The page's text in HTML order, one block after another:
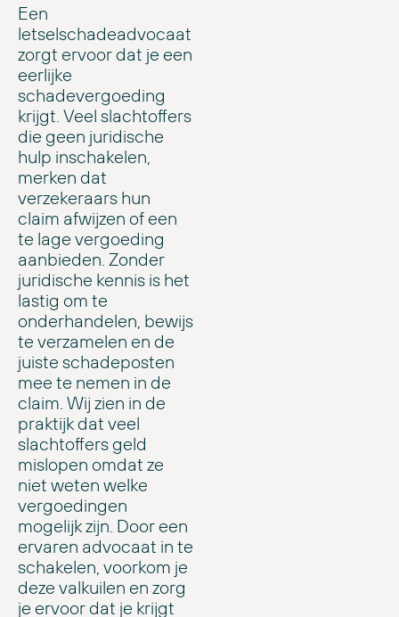
Een
letselschadeadvocaat
zorgt ervoor dat je een
eerlijke
schadevergoeding
krijgt. Veel slachtoffers
die geen juridische
hulp inschakelen,
merken dat
verzekeraars hun
claim afwijzen of een
te lage vergoeding
aanbieden. Zonder
juridische kennis is het
lastig om te
onderhandelen, bewijs
te verzamelen en de
juiste schadeposten
mee te nemen in de
claim. Wij zien in de
praktijk dat veel
slachtoffers geld
mislopen omdat ze
niet weten welke
vergoedingen
mogelijk zijn. Door een
ervaren advocaat in te
schakelen, voorkom je
deze valkuilen en zorg
je ervoor dat je krijgt